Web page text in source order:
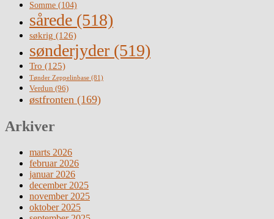
Somme (104)
sårede (518)
søkrig (126)
sønderjyder (519)
Tro (125)
Tønder Zeppelinbase (81)
Verdun (96)
østfronten (169)
Arkiver
marts 2026
februar 2026
januar 2026
december 2025
november 2025
oktober 2025